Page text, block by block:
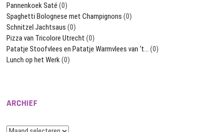
Pannenkoek Saté (0)
Spaghetti Bolognese met Champignons (0)
Schnitzel Jachtsaus (0)
Pizza van Tricolore Utrecht (0)
Patatje Stoofvlees en Patatje Warmvlees van ‘t… (0)
Lunch op het Werk(0)
ARCHIEF